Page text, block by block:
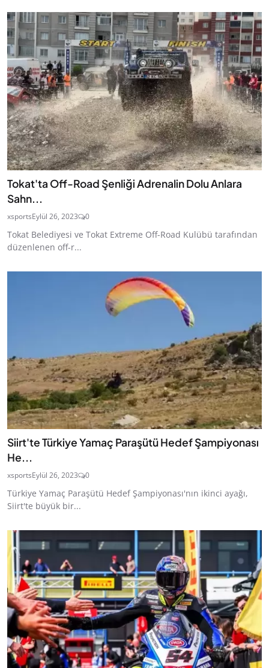
Tokat'ta Off-Road Şenliği Adrenalin Dolu Anlara
Sahn...
xsportsEylül 26, 2023 0
Tokat Belediyesi ve Tokat Extreme Off-Road Kulübü tarafından
düzenlenen off-r...
Siirt'te Türkiye Yamaç Paraşütü Hedef Şampiyonası
He...
xsportsEylül 26, 2023 0
Türkiye Yamaç Paraşütü Hedef Şampiyonası'nın ikinci ayağı,
Siirt'te büyük bir...